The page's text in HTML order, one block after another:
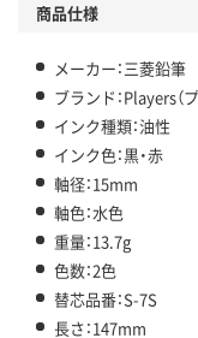
商品仕様
メーカー：三菱鉛筆
ブランド：Players（
インク種類：油性
インク色：黒・赤
軸径：15mm
軸色：水色
重量：13.7g
色数：2色
替芯品番：S-7S
長さ：147mm